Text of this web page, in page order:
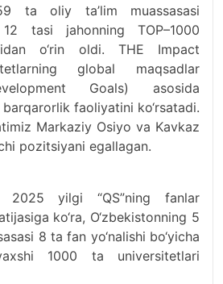
59 ta oliy ta’lim muassasasi
12 tasi jahonning TOP–1000
o‘rin oldi. THE Impact
global maqsadlar
Goals) asosida
barqarorlik faoliyatini ko‘rsatadi.
Markaziy Osiyo va Kavkaz
pozitsiyani egallagan.
2025 yilgi “QS”ning fanlar
ko‘ra, O‘zbekistonning 5
8 ta fan yo‘nalishi bo‘yicha
1000 ta universitetlari